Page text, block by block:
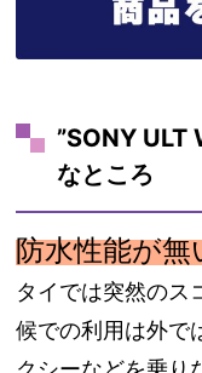
”SONY ULT
なところ
防水性能が無
タイでは突然のス
候での利用は外で